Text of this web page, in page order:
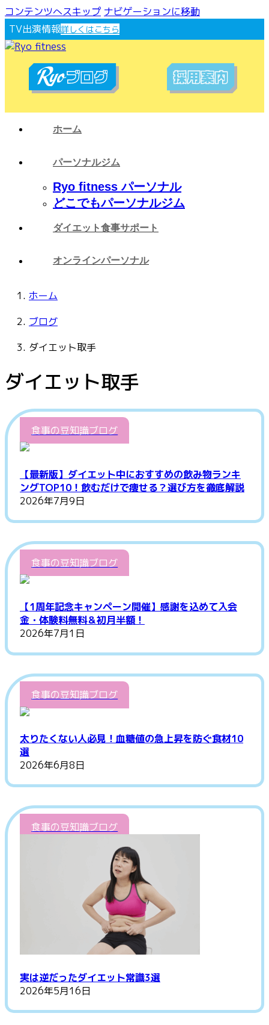
コンテンツへスキップ ナビゲーションに移動
TV出演情報詳しくはこちら
ホーム
パーソナルジム
Ryo fitness パーソナル
どこでもパーソナルジム
ダイエット食事サポート
オンラインパーソナル
ホーム
ブログ
ダイエット取手
ダイエット取手
食事の豆知識ブログ
【最新版】ダイエット中におすすめの飲み物ランキ
ングTOP10！飲むだけで痩せる？選び方を徹底解説
2026年7月9日
食事の豆知識ブログ
【1周年記念キャンペーン開催】感謝を込めて入会
金・体験料無料＆初月半額！
2026年7月1日
食事の豆知識ブログ
太りたくない人必見！血糖値の急上昇を防ぐ食材10
選
2026年6月8日
食事の豆知識ブログ
実は逆だったダイエット常識3選
2026年5月16日